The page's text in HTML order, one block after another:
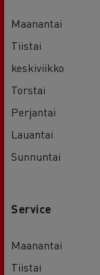
Maanantai
Tiistai
keskiviikko
Torstai
Perjantai
Lauantai
Sunnuntai
Service
Maanantai
Tiistai